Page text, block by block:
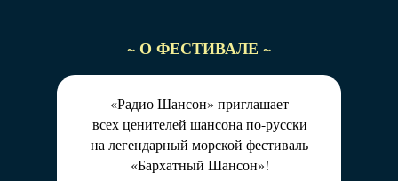
~ О ФЕСТИВАЛЕ ~
«Радио Шансон» приглашает
всех ценителей шансона по-русски
на легендарный морской фестиваль
«Бархатный Шансон»!
атмосферой. Ежедневная развлекательная
подарит неповторимые мгновения веселья и
радости!
В этом году фестиваль состоится на
популярном турецком курорте в Белеке с
живописными пейзажами, высоким
атмосферой.
Ежедневная развлекательная программа
подарит неповторимые мгновения веселья и
радости!
В этом году фестиваль состоится на
популярном турецком курорте в Белеке с